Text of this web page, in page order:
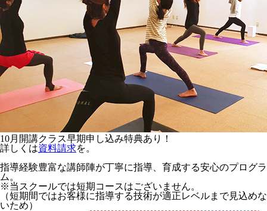
10月開講クラス早期申し込み特典あり！
詳しくは資料請求を。
指導経験豊富な講師陣が丁寧に指導、育成する安心のプログラ
ム。
※当スクールでは短期コースはございません。
（短期間ではお客様に指導する技術が適正レベルまで見込めな
いため）